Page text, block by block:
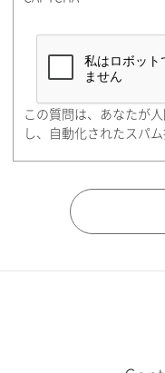
都道府県（勤務先）
この質問は、あなたが
し、自動化されたスパ